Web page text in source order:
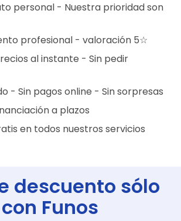
personal - Nuestra prioridad son
profesional - valoración 5☆
al instante - Sin pedir
- Sin pagos online - Sin sorpresas
a plazos
en todos nuestros servicios
descuento sólo
con Funos